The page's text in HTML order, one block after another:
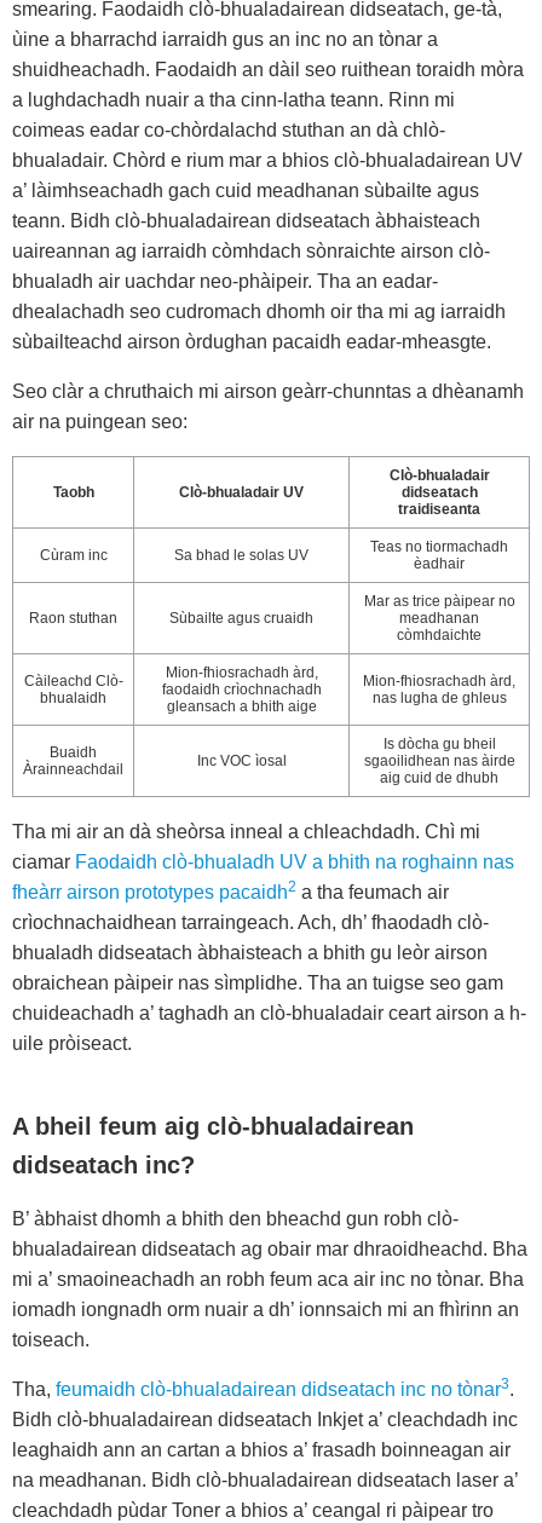
smearing. Faodaidh clò-bhualadairean didseatach, ge-tà,
ùine a bharrachd iarraidh gus an inc no an tònar a
shuidheachadh. Faodaidh an dàil seo ruithean toraidh mòra
a lughdachadh nuair a tha cinn-latha teann. Rinn mi
coimeas eadar co-chòrdalachd stuthan an dà chlò-
bhualadair. Chòrd e rium mar a bhios clò-bhualadairean UV
a’ làimhseachadh gach cuid meadhanan sùbailte agus
teann. Bidh clò-bhualadairean didseatach àbhaisteach
uaireannan ag iarraidh còmhdach sònraichte airson clò-
bhualadh air uachdar neo-phàipeir. Tha an eadar-
dhealachadh seo cudromach dhomh oir tha mi ag iarraidh
sùbailteachd airson òrdughan pacaidh eadar-mheasgte.
Seo clàr a chruthaich mi airson geàrr-chunntas a dhèanamh
air na puingean seo:
Taobh Clò-bhualadair UV
Clò-bhualadair
didseatach
traidiseanta
Cùram inc Sa bhad le solas UV
Teas no tiormachadh
èadhair
Raon stuthan Sùbailte agus cruaidh
Mar as trice pàipear no
meadhanan
còmhdaichte
Càileachd Clò-
bhualaidh
Mion-fhiosrachadh àrd,
faodaidh crìochnachadh
gleansach a bhith aige
Mion-fhiosrachadh àrd,
nas lugha de ghleus
Buaidh
Àrainneachdail
Inc VOC ìosal
Is dòcha gu bheil
sgaoilidhean nas àirde
aig cuid de dhubh
Tha mi air an dà sheòrsa inneal a chleachdadh. Chì mi
ciamar Faodaidh clò-bhualadh UV a bhith na roghainn nas
fheàrr airson prototypes pacaidh2 a tha feumach air
crìochnachaidhean tarraingeach. Ach, dh’ fhaodadh clò-
bhualadh didseatach àbhaisteach a bhith gu leòr airson
obraichean pàipeir nas sìmplidhe. Tha an tuigse seo gam
chuideachadh a’ taghadh an clò-bhualadair ceart airson a h-
uile pròiseact.
A bheil feum aig clò-bhualadairean
didseatach inc?
B’ àbhaist dhomh a bhith den bheachd gun robh clò-
bhualadairean didseatach ag obair mar dhraoidheachd. Bha
mi a’ smaoineachadh an robh feum aca air inc no tònar. Bha
iomadh iongnadh orm nuair a dh’ ionnsaich mi an fhìrinn an
toiseach.
Tha, feumaidh clò-bhualadairean didseatach inc no tònar3.
Bidh clò-bhualadairean didseatach Inkjet a’ cleachdadh inc
leaghaidh ann an cartan a bhios a’ frasadh boinneagan air
na meadhanan. Bidh clò-bhualadairean didseatach laser a’
cleachdadh pùdar Toner a bhios a’ ceangal ri pàipear tro